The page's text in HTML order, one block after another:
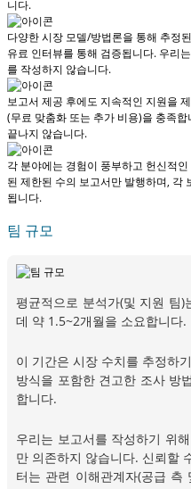
니다.
다양한 시장 모델/방법론을 통해 추정
유료 인터뷰를 통해 검증됩니다. 우리
를 작성하지 않습니다.
보고서 제공 후에도 지속적인 지원을
(무료 맞춤화 또는 추가 비용)을 충족합
끝나지 않습니다.
각 분야에는 경험이 풍부하고 헌신적
된 제한된 수의 보고서만 발행하며, 각
됩니다.
팀 규모
평균적으로 분석가(및 지원 팀
데 약 1.5~2개월을 소요합니다.
이 기간은 시장 수치를 추정하
방식을 포함한 견고한 조사 방
합니다.
우리는 보고서를 작성하기 위
만 의존하지 않습니다. 신뢰할
터는 관련 이해관계자(공급 측